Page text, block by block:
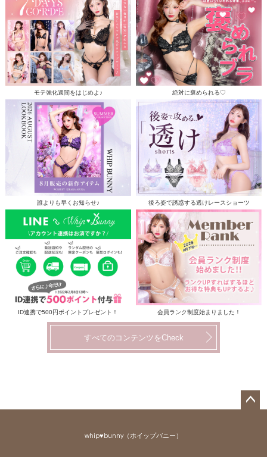
モテ強化週間をはじめよ♪ 絶対に褒められる♡
誰よりも早くお知らせ♪ 後ろ姿で誘惑する透けレースショーツ
ID連携で500円ポイントプレゼント！ 会員ランク制度始まりました！
すべてのコンテンツをCheck
whip♥bunny（ホイップバニー）